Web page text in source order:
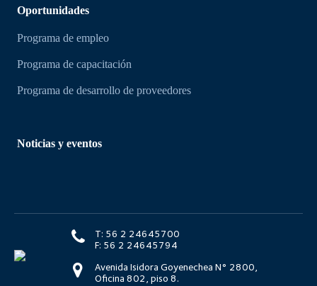
Oportunidades
Programa de empleo
Programa de capacitación
Programa de desarrollo de proveedores
Noticias y eventos
T: 56 2 24645700
F: 56 2 24645794
Avenida Isidora Goyenechea N° 2800,
Oficina 802, piso 8.